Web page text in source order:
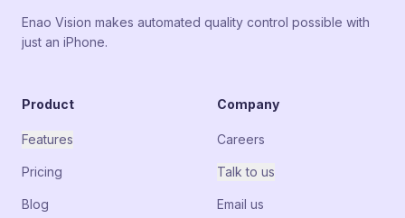
Enao Vision makes automated quality control possible with
just an iPhone.
Product
Features
Pricing
Blog
Company
Careers
Talk to us
Email us